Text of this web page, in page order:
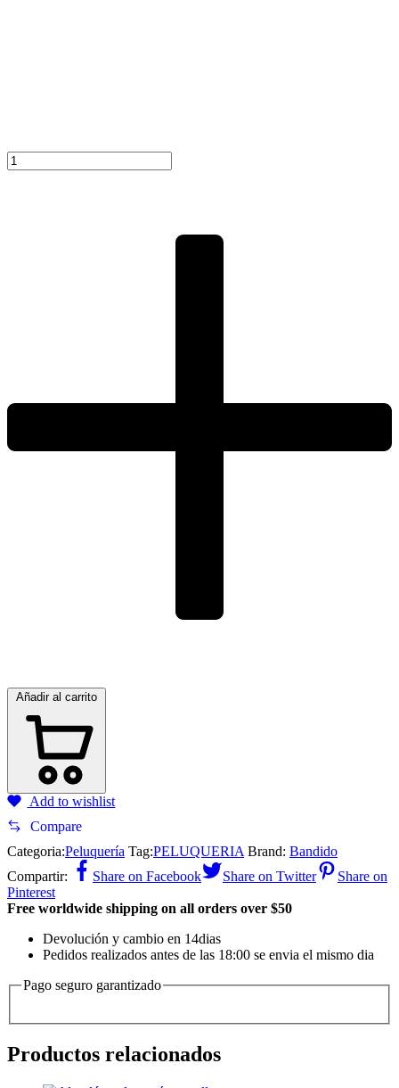
Añadir al carrito
Add to wishlist
Compare
Categoria:Peluquería Tag:PELUQUERIA Brand: Bandido
Compartir:
Share on Facebook Share on Twitter
Share on
Pinterest
Free worldwide shipping on all orders over $50
Devolución y cambio en 14dias
Pedidos realizados antes de las 18:00 se envia el mismo dia
Pago seguro garantizado
Productos relacionados